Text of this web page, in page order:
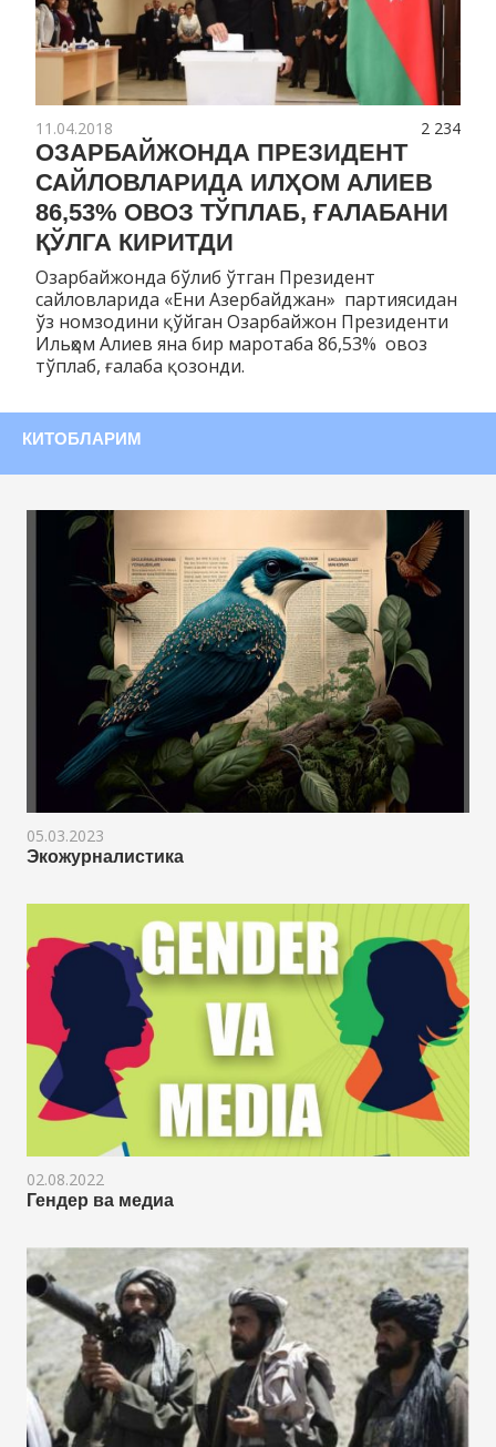
2 234
11.04.2018
ОЗАРБАЙЖОНДА ПРЕЗИДЕНТ
САЙЛОВЛАРИДА ИЛҲОМ АЛИЕВ
86,53% ОВОЗ ТЎПЛАБ, ҒАЛАБАНИ
ҚЎЛГА КИРИТДИ
Озарбайжонда бўлиб ўтган Президент
сайловларида «Ени Азербайджан» партиясидан
ўз номзодини қўйган Озарбайжон Президенти
Ильҳом Алиев яна бир маротаба 86,53% овоз
тўплаб, ғалаба қозонди.
КИТОБЛАРИМ
05.03.2023
Экожурналистика
02.08.2022
Гендер ва медиа